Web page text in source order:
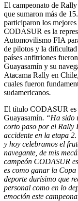
El campeonato de
que sumaron más de
participaron los
CODASUR es la
Automovilismo FIA
de pilotos y la
países anfitriones
Guayasamín y su
Atacama Rally en
cuales fueron
sudamericanos.
El título CODASUR es
Guayasamín. “Ha sido
corto paso por el Rally
accidente en la etapa
y hoy celebramos el
navegante, de mis
campeón CODASUR
es como ganar la
deporte durísimo que
personal como en lo
emoción este